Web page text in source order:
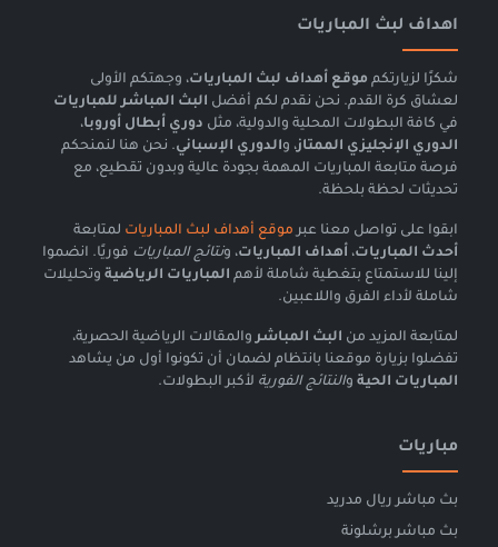
اهداف لبث المباريات
شكرًا لزيارتكم موقع أهداف لبث المباريات، وجهتكم الأولى
لعشاق كرة القدم. نحن نقدم لكم أفضل البث المباشر للمباريات
في كافة البطولات المحلية والدولية، مثل دوري أبطال أوروبا،
الدوري الإنجليزي الممتاز، والدوري الإسباني. نحن هنا لنمنحكم
فرصة متابعة المباريات المهمة بجودة عالية وبدون تقطيع، مع
تحديثات لحظة بلحظة.
ابقوا على تواصل معنا عبر موقع أهداف لبث المباريات لمتابعة
أحدث المباريات، أهداف المباريات، ونتائج المباريات فوريًا. انضموا
إلينا للاستمتاع بتغطية شاملة لأهم المباريات الرياضية وتحليلات
شاملة لأداء الفرق واللاعبين.
لمتابعة المزيد من البث المباشروالمقالات الرياضية الحصرية،
تفضلوا بزيارة موقعنا بانتظام لضمان أن تكونوا أول من يشاهد
المباريات الحية والنتائج الفورية لأكبر البطولات.
مباريات
بث مباشر ريال مدريد
بث مباشر برشلونة